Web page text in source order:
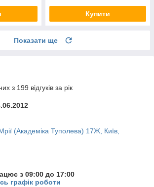
Купити
Показати ще
з 199 відгуків за рік
(Академіка Туполева) 17Ж, Київ,
з 09:00 до 17:00
графік роботи